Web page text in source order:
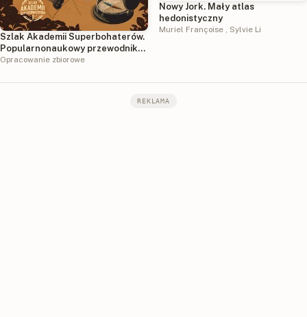
Szlak Akademii Superbohaterów.
Popularnonaukowy przewodnik
po Polsce
Opracowanie zbiorowe
Nowy Jork. Mały atlas
hedonistyczny
Muriel Françoise Sylvie Li
REKLAMA